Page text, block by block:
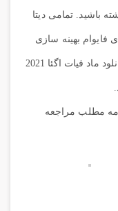
باشید. تمامی دیتا
فایوام بهینه سازی
شده است و هم اکنون شما می توانید با دانلود ماد فیات اگئا 2021
مطلب مراجعه